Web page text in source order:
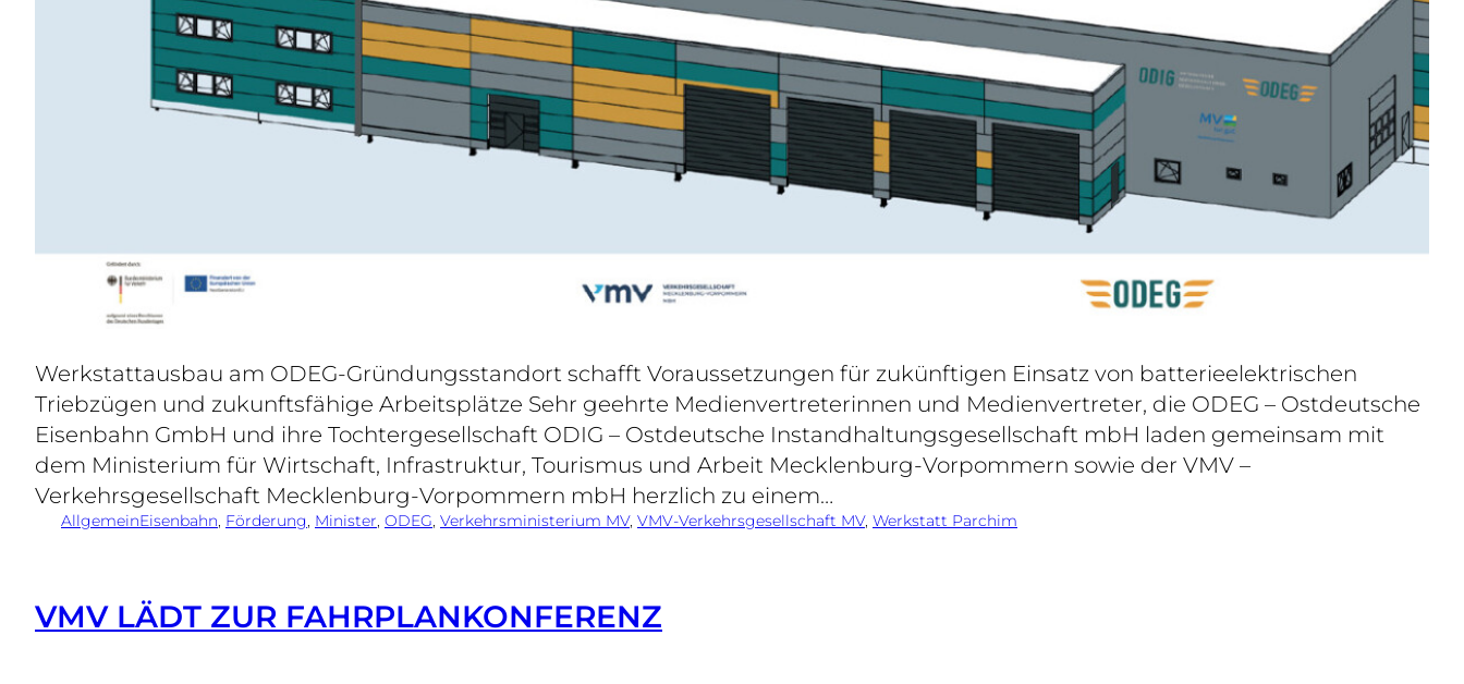
Werkstattausbau am ODEG-Gründungsstandort schafft Voraussetzungen für zukünftigen Einsatz von batterieelektrischen
Triebzügen und zukunftsfähige Arbeitsplätze Sehr geehrte Medienvertreterinnen und Medienvertreter, die ODEG – Ostdeutsche
Eisenbahn GmbH und ihre Tochtergesellschaft ODIG – Ostdeutsche Instandhaltungsgesellschaft mbH laden gemeinsam mit
dem Ministerium für Wirtschaft, Infrastruktur, Tourismus und Arbeit Mecklenburg-Vorpommern sowie der VMV –
Verkehrsgesellschaft Mecklenburg-Vorpommern mbH herzlich zu einem…
AllgemeinEisenbahn Förderung Minister ODEG Verkehrsministerium MV, VMV-Verkehrsgesellschaft MV, Werkstatt Parchim
VMV LÄDT ZUR FAHRPLANKONFERENZ